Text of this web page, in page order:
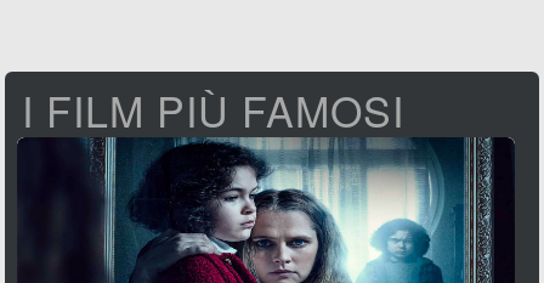
I FILM PIÙ FAMOSI